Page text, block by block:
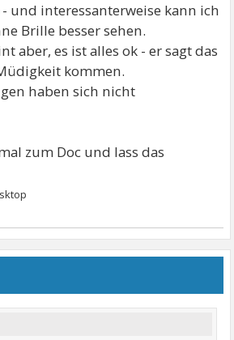
und interessanterweise kann ich
Brille besser sehen.
aber, es ist alles ok - er sagt das
kommen.
haben sich nicht
zum Doc und lass das